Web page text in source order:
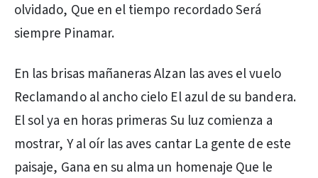
olvidado, Que en el tiempo recordado Será
siempre Pinamar.
En las brisas mañaneras Alzan las aves el vuelo
Reclamando al ancho cielo El azul de su bandera.
El sol ya en horas primeras Su luz comienza a
mostrar, Y al oír las aves cantar La gente de este
paisaje, Gana en su alma un homenaje Que le